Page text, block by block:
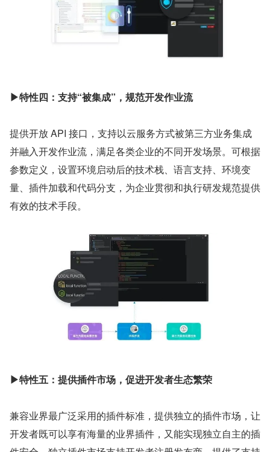
▶特性四：支持“被集成”，规范开发作业流
提供开放 API 接口，支持以云服务方式被第三方业务集成
并融入开发作业流，满足各类企业的不同开发场景。可根据
参数定义，设置环境启动后的技术栈、语言支持、环境变
量、插件加载和代码分支，为企业贯彻和执行研发规范提供
有效的技术手段。
▶特性五：提供插件市场，促进开发者生态繁荣
兼容业界最广泛采用的插件标准，提供独立的插件市场，让
开发者既可以享有海量的业界插件，又能实现独立自主的插